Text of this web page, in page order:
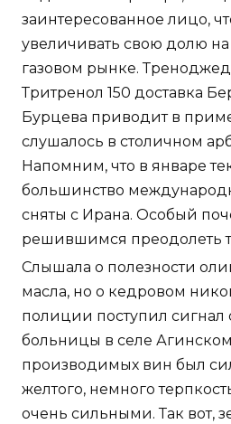
заинтересованное лицо,
увеличивать свою долю
газовом рынке. Треноджед
Тритренол 150 доставка
Бурцева приводит в
слушалось в столичном
Напомним, что в январе
большинство
сняты с Ирана. Особый
решившимся преодолеть
Слышала о полезности
масла, но о кедровом
полиции поступил сигнал
больницы в селе
производимых вин был
желтого, немного
очень сильными. Так вот,